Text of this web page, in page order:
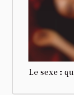
Le sexe :